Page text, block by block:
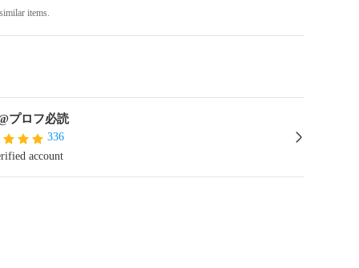
items.
プロフ必読
336
account